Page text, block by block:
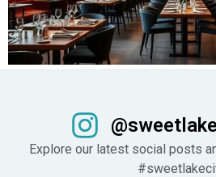
Explore our latest social posts